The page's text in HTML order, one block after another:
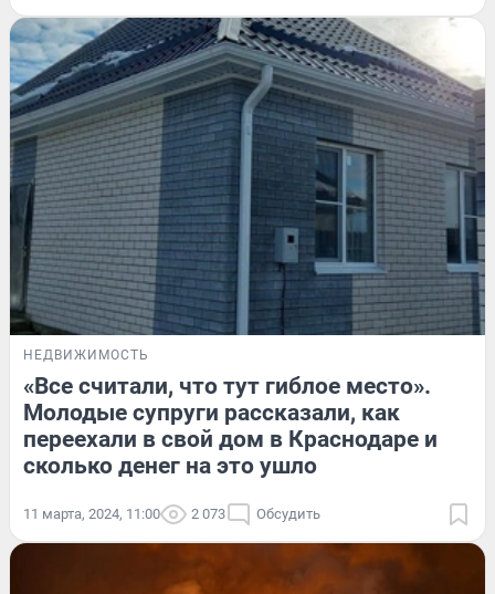
НЕДВИЖИМОСТЬ
«Все считали, что тут гиблое место».
Молодые супруги рассказали, как
переехали в свой дом в Краснодаре и
сколько денег на это ушло
11 марта, 2024, 11:00 2 073 Обсудить